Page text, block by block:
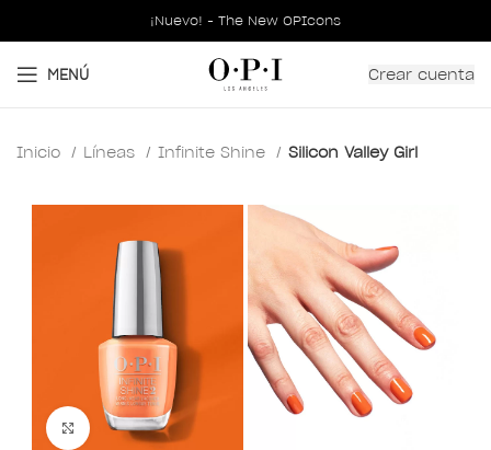
¡Nuevo! - The New OPIcons
MENÚ Crear cuenta
Inicio Líneas Infinite Shine Silicon Valley Girl
Clic para ampliar